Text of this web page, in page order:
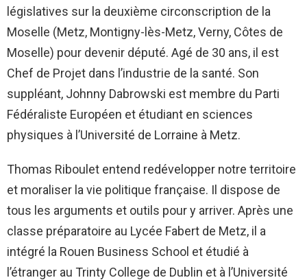
législatives sur la deuxième circonscription de la
Moselle (Metz, Montigny-lès-Metz, Verny, Côtes de
Moselle) pour devenir député. Agé de 30 ans, il est
Chef de Projet dans l’industrie de la santé. Son
suppléant, Johnny Dabrowski est membre du Parti
Fédéraliste Européen et étudiant en sciences
physiques à l’Université de Lorraine à Metz.
Thomas Riboulet entend redévelopper notre territoire
et moraliser la vie politique française. Il dispose de
tous les arguments et outils pour y arriver. Après une
classe préparatoire au Lycée Fabert de Metz, il a
intégré la Rouen Business School et étudié à
l’étranger au Trinty College de Dublin et à l’Université